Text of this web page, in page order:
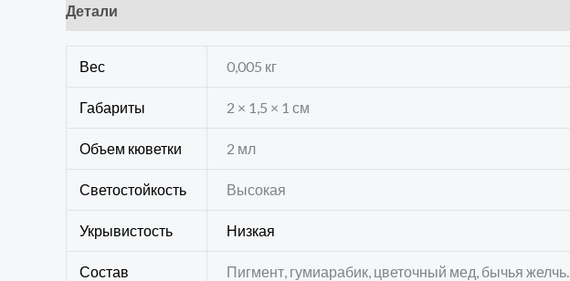
Детали
Вес 0,005 кг
Габариты 2 × 1,5 × 1 см
Объем кюветки 2 мл
Светостойкость Высокая
Укрывистость Низкая
Состав Пигмент, гумиарабик, цветочный мед, бычья желчь.